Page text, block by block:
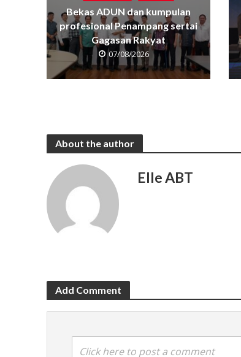
Bekas ADUN dan kumpulan
profesional Penampang sertai
Gagasan Rakyat
07/08/2026
About the author
Elle ABT
Add Comment
Click here to post a comment